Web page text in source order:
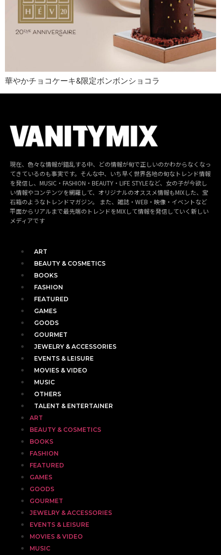
華やかチョコケーキ&限定ボンボンショコラ
現在、色々な情報が錯乱する中、どの情報が旬で正しいのかわからなくなっ
てきているのも事実です。そんな中、いち早く世界各地の旬なトレンド情報
を発信し、MUSIC・FASHION・BEAUTY・LIFE STYLEなど、女の子が今欲し
い情報やコンテンツを網羅して、オリジナルのオススメ情報もMIXした、宝
石箱のようなトレンドマガジン。 また、雑誌・WEB・映像・イベントなど
平面からリアルまで最先端のトレンドをMIXして情報を発信していく新しい
メディアです
ART
BEAUTY & COSMETICS
BOOKS
FASHION
FEATURED
GAMES
GOODS
GOURMET
JEWELRY & ACCESSORIES
EVENTS & LEISURE
MOVIES & VIDEO
MUSIC
OTHERS
TALENT & ENTERTAINER
ART
BEAUTY & COSMETICS
BOOKS
FASHION
FEATURED
GAMES
GOODS
GOURMET
JEWELRY & ACCESSORIES
EVENTS & LEISURE
MOVIES & VIDEO
MUSIC